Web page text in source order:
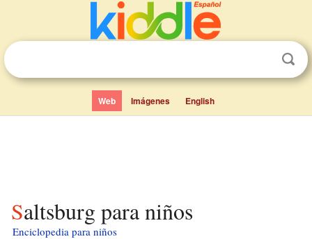
Web Imágenes English
Saltsburg para niños
Enciclopedia para niños